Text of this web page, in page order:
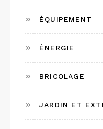
ÉQUIPEMENT
ÉNERGIE
BRICOLAGE
JARDIN ET